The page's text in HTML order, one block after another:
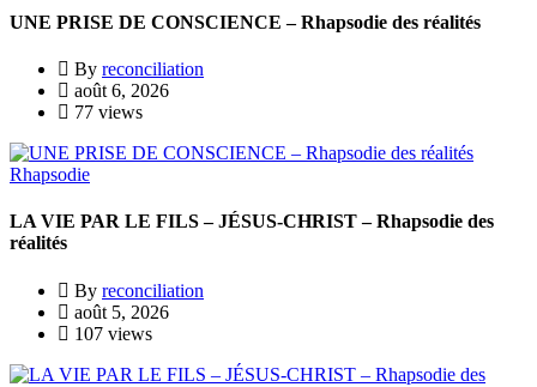
UNE PRISE DE CONSCIENCE – Rhapsodie des réalités
By reconciliation
août 6, 2026
77 views
Rhapsodie
LA VIE PAR LE FILS – JÉSUS-CHRIST – Rhapsodie des
réalités
By reconciliation
août 5, 2026
107 views